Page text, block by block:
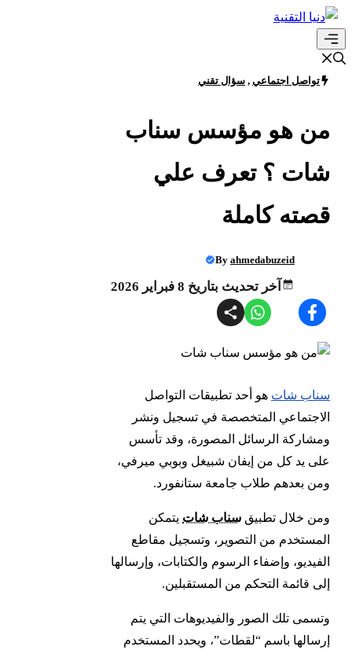
انتقل
إلى
المحتوى
القائمة
تواصل اجتماعي , سؤال تقني
من هو مؤسس سناب
شات ؟ تعرف علي
قصته كاملة
By ahmedabuzeid
آخر تحديث بتاريخ 8 فبراير 2026
سناب شات هو أحد تطبيقات التواصل
الاجتماعي المتخصصة في تسجيل ونشر
ومشاركة الرسائل المصورة، وقد تأسس
على يد كل من إيفان شبيغل وبوبي ميرفي،
ومن بعدهم طلاب جامعة ستانفورد.
ومن خلال تطبيق سناب شات يتمكن
المستخدم من التصوير، وتسجيل مقاطع
الفيديو، وإضفاء الرسوم والكتابات، وإرسالها
إلى قائمة التحكم من المستقبلين.
وتسمى تلك الصور والفيديوهات التي يتم
إرسالها باسم “لقطات”، ويحدد المستخدم